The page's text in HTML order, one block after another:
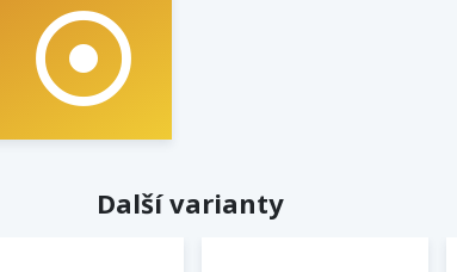
adjust
Další varianty